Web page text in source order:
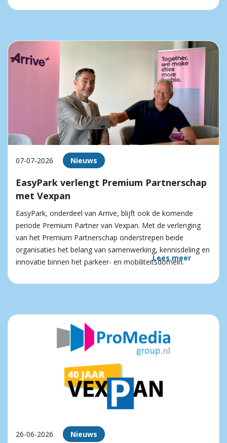
07-07-2026 Nieuws
EasyPark verlengt Premium Partnerschap
met Vexpan
EasyPark, onderdeel van Arrive, blijft ook de komende
periode Premium Partner van Vexpan. Met de verlenging
van het Premium Partnerschap onderstrepen beide
organisaties het belang van samenwerking, kennisdeling en
innovatie binnen het parkeer- en mobiliteitsdomein.
Lees meer
26-06-2026 Nieuws